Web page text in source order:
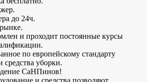
до 24ч.
и проходит постоянные курсы
по европейскому стандарту
средства уборки.
СаНПинов!
и средства позволяют